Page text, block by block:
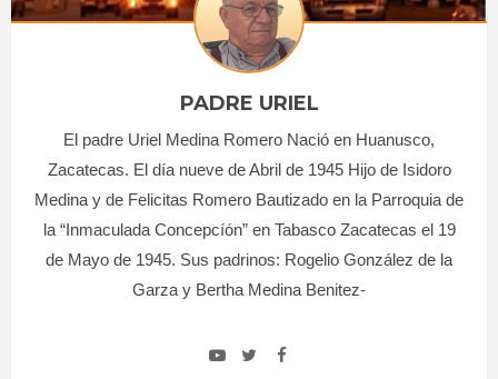
PADRE URIEL
El padre Uriel Medina Romero Nació en Huanusco,
Zacatecas. El día nueve de Abril de 1945 Hijo de Isidoro
Medina y de Felicitas Romero Bautizado en la Parroquia de
la “Inmaculada Concepcíón” en Tabasco Zacatecas el 19
de Mayo de 1945. Sus padrinos: Rogelio González de la
Garza y Bertha Medina Benitez-